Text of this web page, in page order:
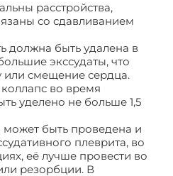
расстройства,
со сдавливанием
должна быть удалена в
экссудаты, что
смещение сердца.
во время
уделено не больше 1,5
быть проведена и
плеврита, во
её лучше провести во
резорбции. В